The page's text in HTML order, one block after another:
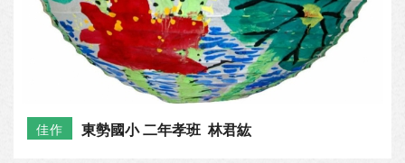
佳作 東勢國小 二年孝班 林君紘